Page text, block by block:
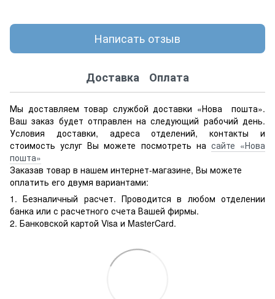
Написать отзыв
Доставка Оплата
Мы доставляем товар службой доставки «Нова пошта».
Ваш заказ будет отправлен на следующий рабочий день.
Условия доставки, адреса отделений, контакты и
стоимость услуг Вы можете посмотреть на сайте «Нова
пошта»
Заказав товар в нашем интернет-магазине, Вы можете
оплатить его двумя вариантами:
1. Безналичный расчет. Проводится в любом отделении
банка или с расчетного счета Вашей фирмы.
2. Банковской картой Visa и MasterCard.